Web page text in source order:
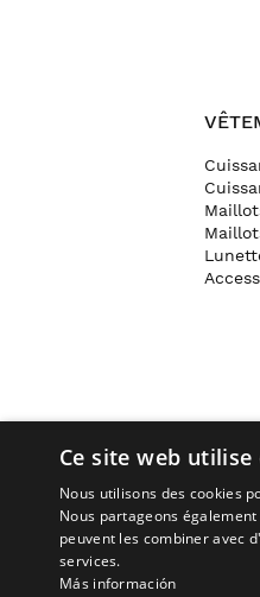
Retours
Suivi de
Ce site web utilise
Nous utilisons des cookies
Nous partageons
peuvent les combiner avec
services.
Más información